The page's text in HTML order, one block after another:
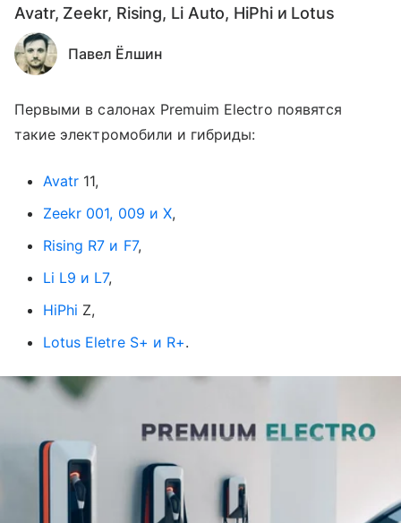
Avatr, Zeekr, Rising, Li Auto, HiPhi и Lotus
Павел Ёлшин
Первыми в салонах Premuim Electro появятся
такие электромобили и гибриды:
Avatr 11,
Zeekr 001, 009 и X,
Rising R7 и F7,
Li L9 и L7,
HiPhi Z,
Lotus Eletre S+ и R+.